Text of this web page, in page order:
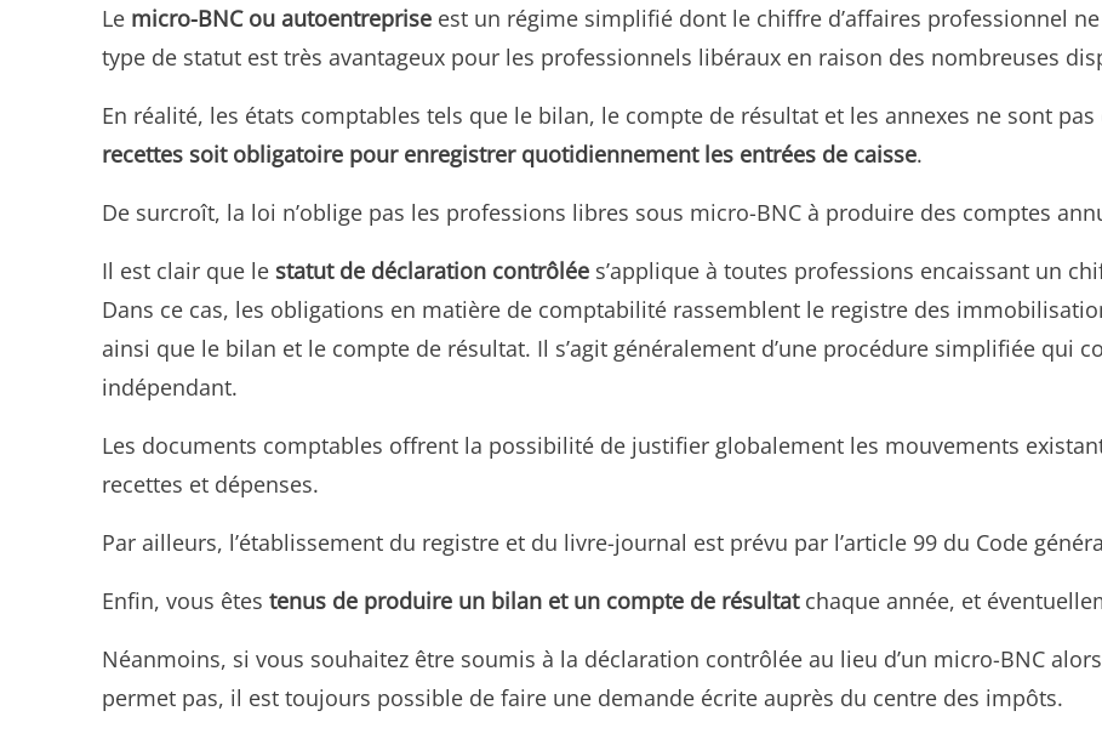
Le micro-BNC ou autoentreprise est un régime simplifié dont le chiffre d’affaires professionnel
type de statut est très avantageux pour les professionnels libéraux en raison des nombreuses
En réalité, les états comptables tels que le bilan, le compte de résultat et les annexes ne sont
recettes soit obligatoire pour enregistrer quotidiennement les entrées de caisse.
De surcroît, la loi n’oblige pas les professions libres sous micro-BNC à produire des comptes
Il est clair que le statut de déclaration contrôlée s’applique à toutes professions encaissant un
Dans ce cas, les obligations en matière de comptabilité rassemblent le registre des
ainsi que le bilan et le compte de résultat. Il s’agit généralement d’une procédure simplifiée qui
indépendant.
Les documents comptables offrent la possibilité de justifier globalement les mouvements
recettes et dépenses.
Par ailleurs, l’établissement du registre et du livre-journal est prévu par l’article 99 du Code
Enfin, vous êtes tenus de produire un bilan et un compte de résultatchaque année, et
Néanmoins, si vous souhaitez être soumis à la déclaration contrôlée au lieu d’un micro-BNC
permet pas, il est toujours possible de faire une demande écrite auprès du centre des impôts.